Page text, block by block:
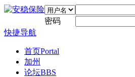
密码
快捷导航
首页Portal
加州
论坛BBS